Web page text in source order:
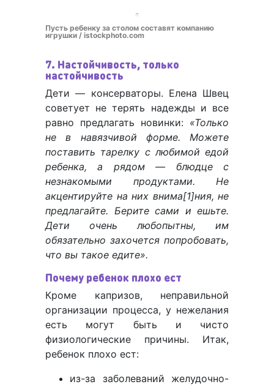
Пусть ребенку за столом составят компанию
игрушки / istockphoto.com
7. Настойчивость, только
настойчивость
Дети — консерваторы. Елена Швец
советует не терять надежды и все
равно предлагать новинки: «Только
не в навязчивой форме. Можете
поставить тарелку с любимой едой
ребенка, а рядом — блюдце с
незнакомыми продуктами. Не
акцентируйте на них внима[1]ния, не
предлагайте. Берите сами и ешьте.
Дети очень любопытны, им
обязательно захочется попробовать,
что вы такое едите».
Почему ребенок плохо ест
Кроме капризов, неправильной
организации процесса, у нежелания
есть могут быть и чисто
физиологические причины. Итак,
ребенок плохо ест:
из-за заболеваний желудочно-